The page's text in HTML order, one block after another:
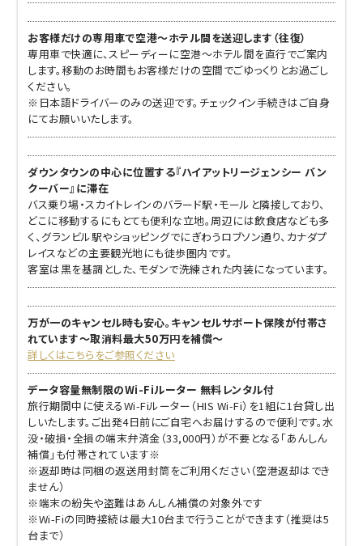
お客様だけの専用車で空港～ホテル間を送迎します（往復）
専用車で快適に、スピーディーに空港～ホテル間を直行でご案内
します。移動のお時間もお客様だけの空間でごゆっくりとお過ごし
ください。
※日本語ドライバーのみの送迎です。チェックイン手続きはご自身
にてお願いいたします。
ダウンタウンの中心に位置する『ハイアットリージェンシー バン
クーバー』に滞在
バス乗り場・スカイトレインのバラード駅・モールと隣接しており、
どこに移動するにもとても便利な立地。周辺には飲食店なども多
く、グランビル駅やショッピングでにぎわうロブソン通り、カナダプ
レイスなどの主要観光地にも徒歩圏内です。
客室は黒を基調とした、モダンで洗練された内装になっています。
万が一のキャンセル時も安心。キャンセルサポート保険が付帯さ
れています～取消料最大50万円を補償～
詳しくはこちらをご参照ください
データ容量無制限のWi-Fiルーター 無料レンタル付
旅行期間中に使えるWi-Fiルーター（HIS Wi-Fi）を1組に1台貸し出
しいたします。ご出発4日前にご自宅へお届けするので便利です。水
没・破損・全損の端末弁済金（33,000円）が不要となる「あんしん
補償」も付帯されています※
※返却時は同梱の返送用封筒をご利用ください（空港返却はでき
ません）
※端末の紛失や盗難はあんしん補償の対象外です
※Wi-Fiの同時接続は最大10台まで行うことができます（推奨は5
台まで）